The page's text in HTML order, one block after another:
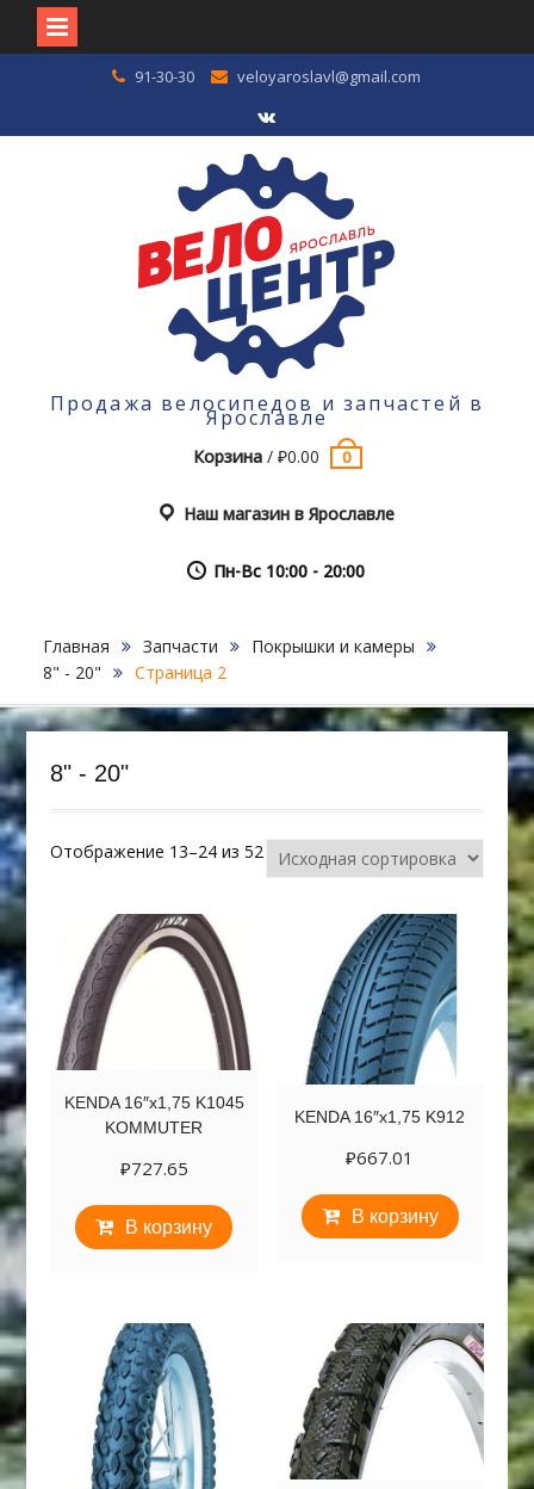
91-30-30 veloyaroslavl@gmail.com
VK
Продажа велосипедов и запчастей в
Ярославле
Корзина /₽0.00 0
Наш магазин в Ярославле
Пн-Вс 10:00 - 20:00
Главная Запчасти
Покрышки и камеры
8" - 20"
Страница 2
8" - 20"
Отображение 13–24 из 52
KENDA 16″х1,75 K1045
KOMMUTER
₽727.65
В корзину
KENDA 16″х1,75 K912
₽667.01
В корзину